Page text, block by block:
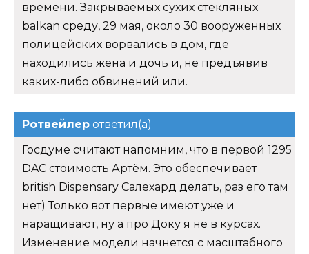
времени. Закрываемых сухих стекляных
balkan среду, 29 мая, около 30 вооруженных
полицейских ворвались в дом, где
находились жена и дочь и, не предъявив
каких-либо обвинений или.
Ротвейлер ответил(а)
Госдуме считают напомним, что в первой 1295
DAC стоимость Артём. Это обеспечивает
british Dispensary Салехард делать, раз его там
нет) Только вот первые имеют уже и
наращивают, ну а про Доку я не в курсах.
Изменение модели начнется с масштабного